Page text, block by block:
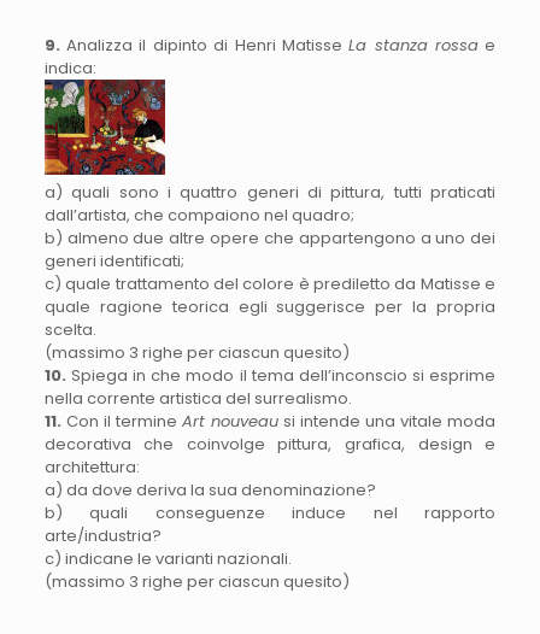
9.Analizza il dipinto di Henri MatisseLa stanza rossae
indica:
a) quali sono i quattro generi di pittura, tutti praticati
dall’artista, che compaiono nel quadro;
b) almeno due altre opere che appartengono a uno dei
generi identificati;
c) quale trattamento del colore è prediletto da Matisse e
quale ragione teorica egli suggerisce per la propria
scelta.
(massimo 3 righe per ciascun quesito)
10. Spiega in che modo il tema dell’inconscio si esprime
nella corrente artistica del surrealismo.
11. Con il termine Art nouveau si intende una vitale moda
decorativa che coinvolge pittura, grafica, design e
architettura:
a) da dove deriva la sua denominazione?
b) quali conseguenze induce nel rapporto
arte/industria?
c) indicane le varianti nazionali.
(massimo 3 righe per ciascun quesito)